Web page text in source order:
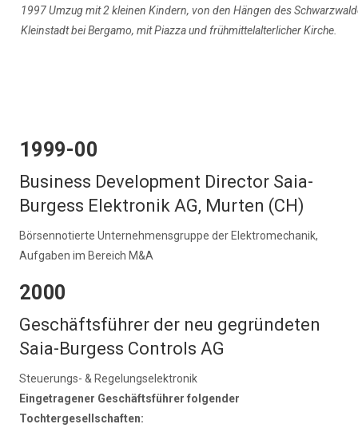
1997 Umzug mit 2 kleinen Kindern, von den Hängen des
Kleinstadt bei Bergamo, mit Piazza und frühmittelalterlicher Kirche.
1999-00
Business Development Director Saia-
Burgess Elektronik AG, Murten (CH)
Börsennotierte Unternehmensgruppe der Elektromechanik,
Aufgaben im Bereich M&A
2000
Geschäftsführer der neu gegründeten
Saia-Burgess Controls AG
Steuerungs- & Regelungselektronik
Eingetragener Geschäftsführer folgender
Tochtergesellschaften: